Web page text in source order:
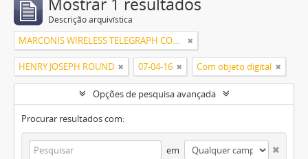
Mostrar 1 resultados
Descrição arquivística
MARCONIS WIRELESS TELEGRAPH COMPANY, LIMITED
HENRY JOSEPH ROUND 07-04-16 Com objeto digital
Opções de pesquisa avançada
Procurar resultados com:
em